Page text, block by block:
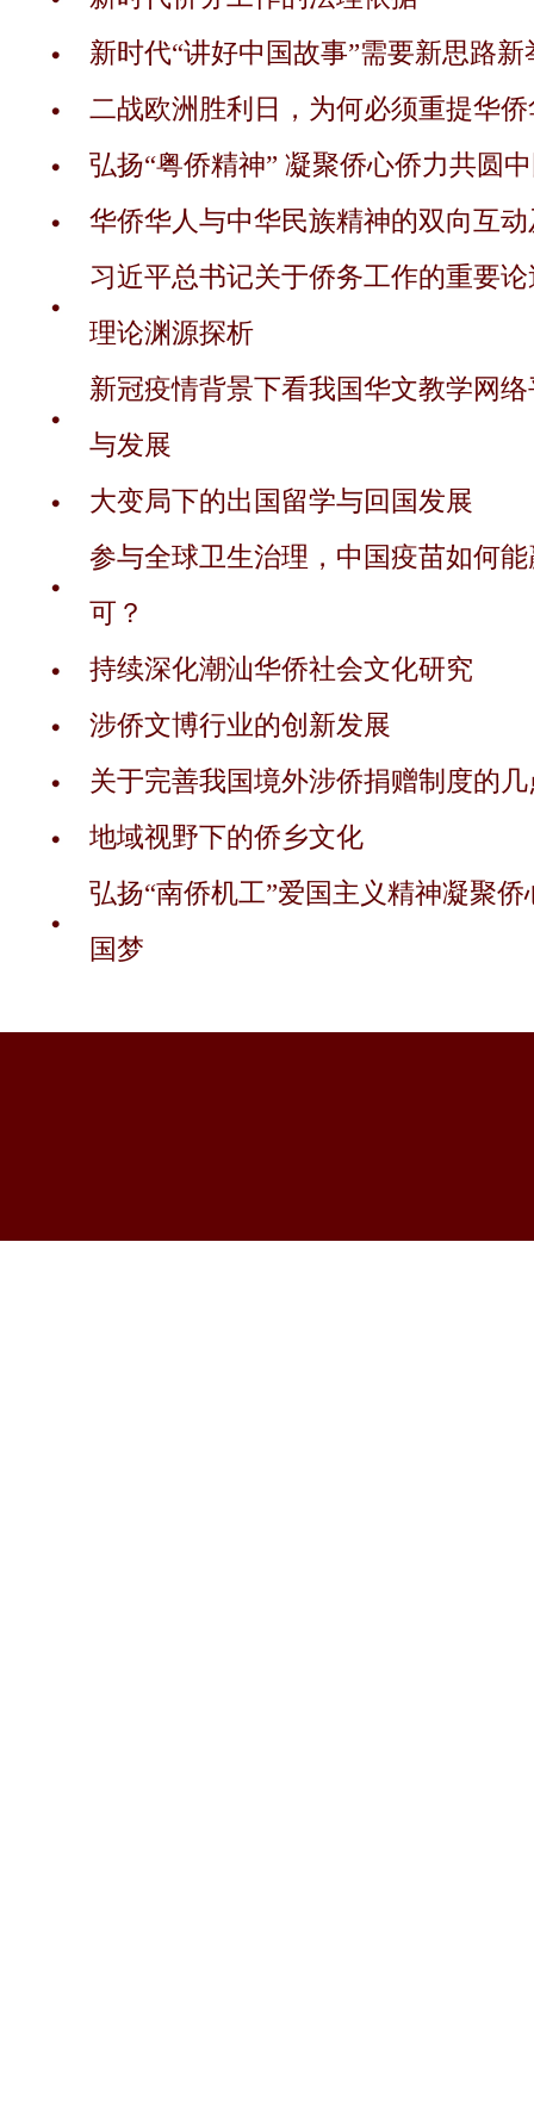
新时代“讲好中国故事”需要新思路新
二战欧洲胜利日，为何必须重提华
弘扬“粤侨精神” 凝聚侨心侨力共圆
华侨华人与中华民族精神的双向互
习近平总书记关于侨务工作的重要
理论渊源探析
新冠疫情背景下看我国华文教学网
与发展
大变局下的出国留学与回国发展
参与全球卫生治理，中国疫苗如何
可？
持续深化潮汕华侨社会文化研究
涉侨文博行业的创新发展
关于完善我国境外涉侨捐赠制度的
地域视野下的侨乡文化
弘扬“南侨机工”爱国主义精神凝聚
国梦